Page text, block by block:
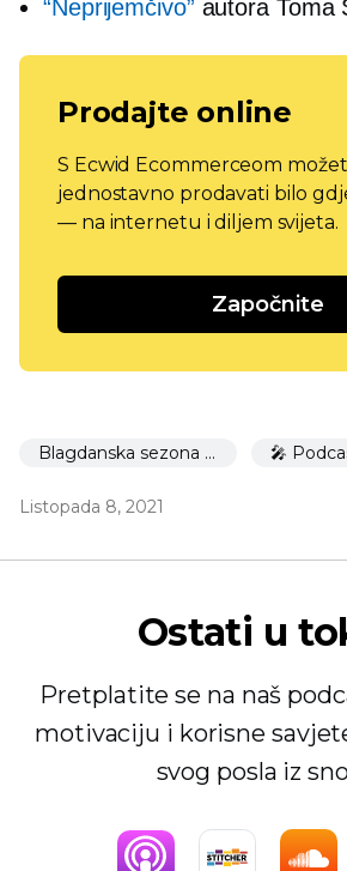
“Neprijemčivo” autora Toma
Prodajte online
S Ecwid Ecommerceom
jednostavno prodavati bilo
— na internetu i diljem svijeta.
Započnite
Blagdanska sezona 🎉 🎤
Listopada 8, 2021
Ostati u
Pretplatite se na naš
motivaciju i korisne
svog posla iz